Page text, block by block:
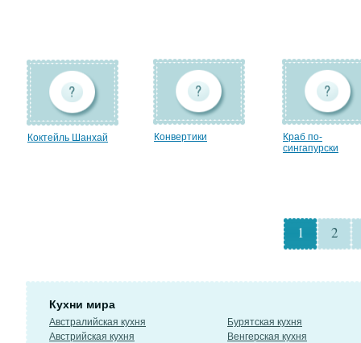
Коктейль Шанхай Конвертики
Краб по-
сингапурски
1 2
Кухни мира
Австралийская кухня
Австрийская кухня
Бурятская кухня
Венгерская кухня